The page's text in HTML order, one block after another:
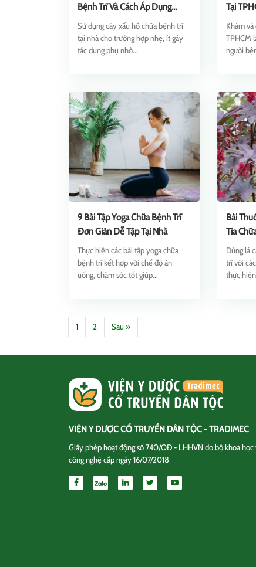
Bệnh Trĩ Và Cách Áp Dụng
Đúng
Sử dụng cây xấu hổ chữa bệnh trĩ
tại nhà cho trường hợp nhẹ, ít gây
tác dụng phụ nhờ...
Tại
Tốt Nhất
Khám
TPHCM
người
9 Bài Tập Yoga Chữa Bệnh Trĩ
Đơn Giản Dễ Tập Tại Nhà
Thực hiện các bài tập yoga chữa
bệnh trĩ kết hợp với chế độ ăn
uống, chăm sóc tốt giúp...
Bài
Tía
Dùng lá
trĩ với
thực
1 2 Sau »
VIỆN Y DƯỢC CỔ TRUYỀN DÂN TỘC - TRADIMEC
Giấy phép hoạt động số 740/QĐ - LHHVN do bộ khoa học
công nghệ cấp ngày 16/07/2018